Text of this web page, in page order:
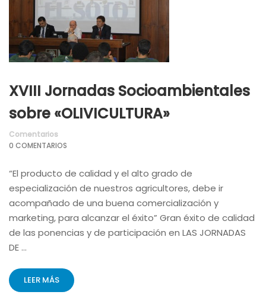
XVIII Jornadas Socioambientales
sobre «OLIVICULTURA»
Comentarios
0 COMENTARIOS
“El producto de calidad y el alto grado de
especialización de nuestros agricultores, debe ir
acompañado de una buena comercialización y
marketing, para alcanzar el éxito” Gran éxito de calidad
de las ponencias y de participación en LAS JORNADAS
DE …
LEER MÁS